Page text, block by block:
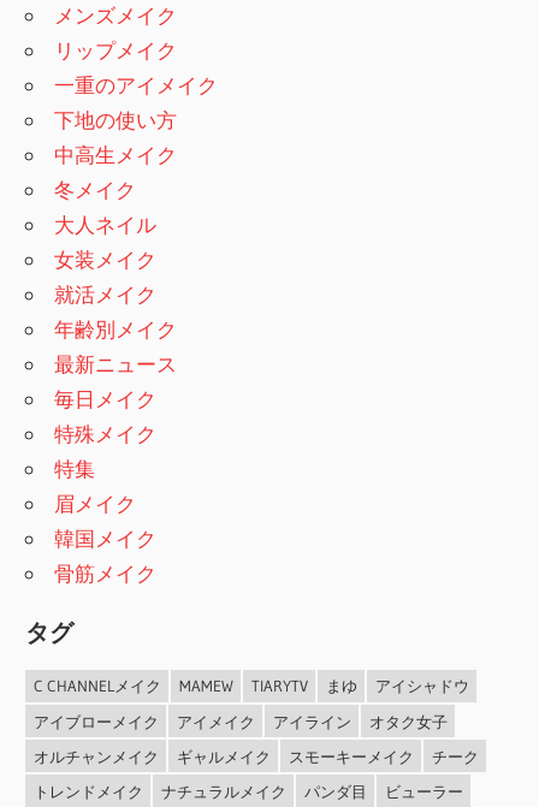
メンズメイク
リップメイク
一重のアイメイク
下地の使い方
中高生メイク
冬メイク
大人ネイル
女装メイク
就活メイク
年齢別メイク
最新ニュース
毎日メイク
特殊メイク
特集
眉メイク
韓国メイク
骨筋メイク
タグ
C CHANNELメイク MAMEW TIARYTV まゆ
アイシャドウ
アイブローメイク
アイメイク アイライン
オタク女子
オルチャンメイク
ギャルメイク スモーキーメイク
チーク
トレンドメイク
ナチュラルメイク パンダ目
ビューラー